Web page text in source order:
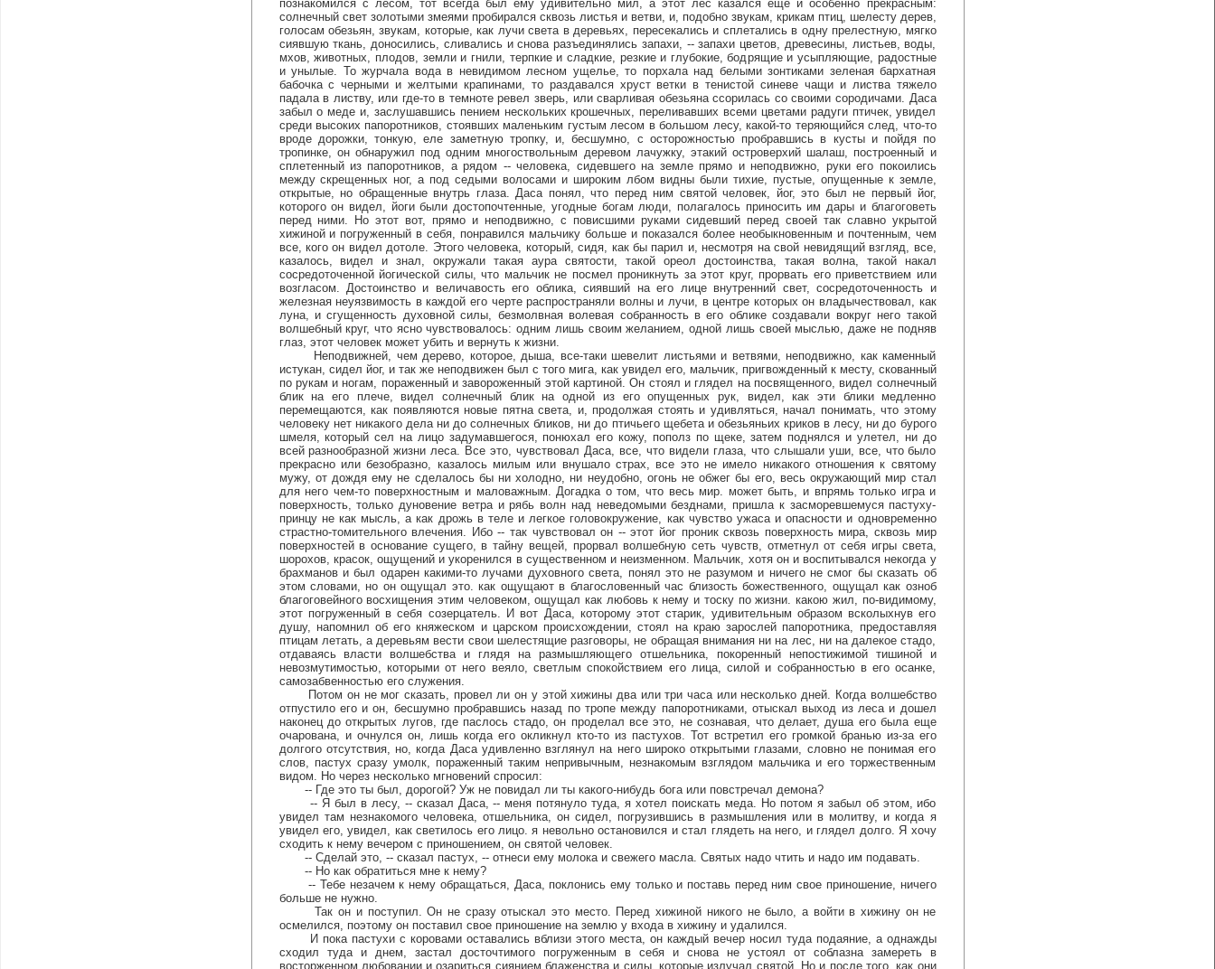
познакомился с лесом, тот всегда был ему удивительно мил, а этот лес казался еще и особенно прекрасным:
солнечный свет золотыми змеями пробирался сквозь листья и ветви, и, подобно звукам, крикам птиц, шелесту дерев,
голосам обезьян, звукам, которые, как лучи света в деревьях, пересекались и сплетались в одну прелестную, мягко
сиявшую ткань, доносились, сливались и снова разъединялись запахи, -- запахи цветов, древесины, листьев, воды,
мхов, животных, плодов, земли и гнили, терпкие и сладкие, резкие и глубокие, бодрящие и усыпляющие, радостные
и унылые. То журчала вода в невидимом лесном ущелье, то порхала над белыми зонтиками зеленая бархатная
бабочка с черными и желтыми крапинами, то раздавался хруст ветки в тенистой синеве чащи и листва тяжело
падала в листву, или где-то в темноте ревел зверь, или сварливая обезьяна ссорилась со своими сородичами. Даса
забыл о меде и, заслушавшись пением нескольких крошечных, переливавших всеми цветами радуги птичек, увидел
среди высоких папоротников, стоявших маленьким густым лесом в большом лесу, какой-то теряющийся след, что-то
вроде дорожки, тонкую, еле заметную тропку, и, бесшумно, с осторожностью пробравшись в кусты и пойдя по
тропинке, он обнаружил под одним многоствольным деревом лачужку, этакий островерхий шалаш, построенный и
сплетенный из папоротников, а рядом -- человека, сидевшего на земле прямо и неподвижно, руки его покоились
между скрещенных ног, а под седыми волосами и широким лбом видны были тихие, пустые, опущенные к земле,
открытые, но обращенные внутрь глаза. Даса понял, что перед ним святой человек, йог, это был не первый йог,
которого он видел, йоги были достопочтенные, угодные богам люди, полагалось приносить им дары и благоговеть
перед ними. Но этот вот, прямо и неподвижно, с повисшими руками сидевший перед своей так славно укрытой
хижиной и погруженный в себя, понравился мальчику больше и показался более необыкновенным и почтенным, чем
все, кого он видел дотоле. Этого человека, который, сидя, как бы парил и, несмотря на свой невидящий взгляд, все,
казалось, видел и знал, окружали такая аура святости, такой ореол достоинства, такая волна, такой накал
сосредоточенной йогической силы, что мальчик не посмел проникнуть за этот круг, прорвать его приветствием или
возгласом. Достоинство и величавость его облика, сиявший на его лице внутренний свет, сосредоточенность и
железная неуязвимость в каждой его черте распространяли волны и лучи, в центре которых он владычествовал, как
луна, и сгущенность духовной силы, безмолвная волевая собранность в его облике создавали вокруг него такой
волшебный круг, что ясно чувствовалось: одним лишь своим желанием, одной лишь своей мыслью, даже не подняв
глаз, этот человек может убить и вернуть к жизни.
Неподвижней, чем дерево, которое, дыша, все-таки шевелит листьями и ветвями, неподвижно, как каменный
истукан, сидел йог, и так же неподвижен был с того мига, как увидел его, мальчик, пригвожденный к месту, скованный
по рукам и ногам, пораженный и завороженный этой картиной. Он стоял и глядел на посвященного, видел солнечный
блик на его плече, видел солнечный блик на одной из его опущенных рук, видел, как эти блики медленно
перемещаются, как появляются новые пятна света, и, продолжая стоять и удивляться, начал понимать, что этому
человеку нет никакого дела ни до солнечных бликов, ни до птичьего щебета и обезьяньих криков в лесу, ни до бурого
шмеля, который сел на лицо задумавшегося, понюхал его кожу, пополз по щеке, затем поднялся и улетел, ни до
всей разнообразной жизни леса. Все это, чувствовал Даса, все, что видели глаза, что слышали уши, все, что было
прекрасно или безобразно, казалось милым или внушало страх, все это не имело никакого отношения к святому
мужу, от дождя ему не сделалось бы ни холодно, ни неудобно, огонь не обжег бы его, весь окружающий мир стал
для него чем-то поверхностным и маловажным. Догадка о том, что весь мир. может быть, и впрямь только игра и
поверхность, только дуновение ветра и рябь волн над неведомыми безднами, пришла к засморевшемуся пастуху-
принцу не как мысль, а как дрожь в теле и легкое головокружение, как чувство ужаса и опасности и одновременно
страстно-томительного влечения. Ибо -- так чувствовал он -- этот йог проник сквозь поверхность мира, сквозь мир
поверхностей в основание сущего, в тайну вещей, прорвал волшебную сеть чувств, отметнул от себя игры света,
шорохов, красок, ощущений и укоренился в существенном и неизменном. Мальчик, хотя он и воспитывался некогда у
брахманов и был одарен какими-то лучами духовного света, понял это не разумом и ничего не смог бы сказать об
этом словами, но он ощущал это. как ощущают в благословенный час близость божественного, ощущал как озноб
благоговейного восхищения этим человеком, ощущал как любовь к нему и тоску по жизни. какою жил, по-видимому,
этот погруженный в себя созерцатель. И вот Даса, которому этот старик, удивительным образом всколыхнув его
душу, напомнил об его княжеском и царском происхождении, стоял на краю зарослей папоротника, предоставляя
птицам летать, а деревьям вести свои шелестящие разговоры, не обращая внимания ни на лес, ни на далекое стадо,
отдаваясь власти волшебства и глядя на размышляющего отшельника, покоренный непостижимой тишиной и
невозмутимостью, которыми от него веяло, светлым спокойствием его лица, силой и собранностью в его осанке,
самозабвенностью его служения.
Потом он не мог сказать, провел ли он у этой хижины два или три часа или несколько дней. Когда волшебство
отпустило его и он, бесшумно пробравшись назад по тропе между папоротниками, отыскал выход из леса и дошел
наконец до открытых лугов, где паслось стадо, он проделал все это, не сознавая, что делает, душа его была еще
очарована, и очнулся он, лишь когда его окликнул кто-то из пастухов. Тот встретил его громкой бранью из-за его
долгого отсутствия, но, когда Даса удивленно взглянул на него широко открытыми глазами, словно не понимая его
слов, пастух сразу умолк, пораженный таким непривычным, незнакомым взглядом мальчика и его торжественным
видом. Но через несколько мгновений спросил:
-- Где это ты был, дорогой? Уж не повидал ли ты какого-нибудь бога или повстречал демона?
-- Я был в лесу, -- сказал Даса, -- меня потянуло туда, я хотел поискать меда. Но потом я забыл об этом, ибо
увидел там незнакомого человека, отшельника, он сидел, погрузившись в размышления или в молитву, и когда я
увидел его, увидел, как светилось его лицо. я невольно остановился и стал глядеть на него, и глядел долго. Я хочу
сходить к нему вечером с приношением, он святой человек.
-- Сделай это, -- сказал пастух, -- отнеси ему молока и свежего масла. Святых надо чтить и надо им подавать.
-- Но как обратиться мне к нему?
-- Тебе незачем к нему обращаться, Даса, поклонись ему только и поставь перед ним свое приношение, ничего
больше не нужно.
Так он и поступил. Он не сразу отыскал это место. Перед хижиной никого не было, а войти в хижину он не
осмелился, поэтому он поставил свое приношение на землю у входа в хижину и удалился.
И пока пастухи с коровами оставались вблизи этого места, он каждый вечер носил туда подаяние, а однажды
сходил туда и днем, застал досточтимого погруженным в себя и снова не устоял от соблазна замереть в
восторженном любовании и озариться сиянием блаженства и силы, которые излучал святой. Но и после того, как они